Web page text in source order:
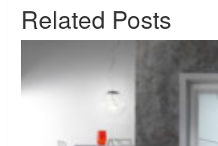
Related Posts